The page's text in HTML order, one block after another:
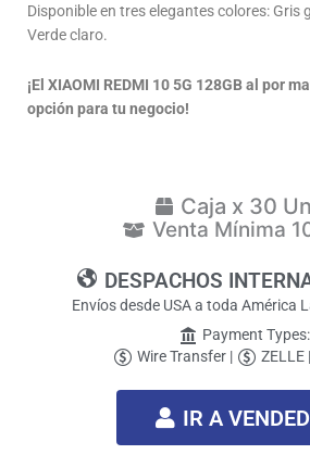
Disponible en tres elegantes colores: Gris
Verde claro.
¡El XIAOMI REDMI 10 5G 128GB al por
opción para tu negocio!
Caja x 30
Venta Mínima
DESPACHOS
Envíos desde USA a toda América
Payment Types:
Wire Transfer |
ZELLE |
IR A